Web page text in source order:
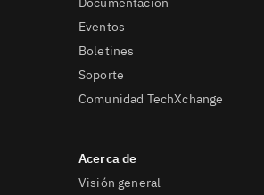
Eventos
Boletines
Soporte
Comunidad TechXchange
Visión general